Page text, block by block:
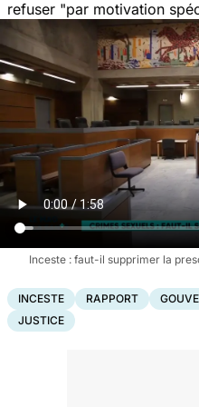
refuser "par motivation
Inceste : faut-il supprimer la
INCESTE
RAPPORT
JUSTICE